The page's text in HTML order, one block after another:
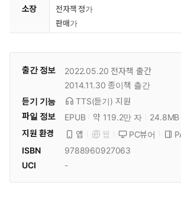
소장
전자책 정가
판매가
출간 정보 2022.05.20 전자책 출간
2014.11.30 종이책 출간
듣기 기능
TTS(듣기) 지원
파일 정보
EPUB 약 119.2만 자
24.8MB
지원 환경
앱 웹 PC뷰어
ISBN
9788960927063
UCI
-